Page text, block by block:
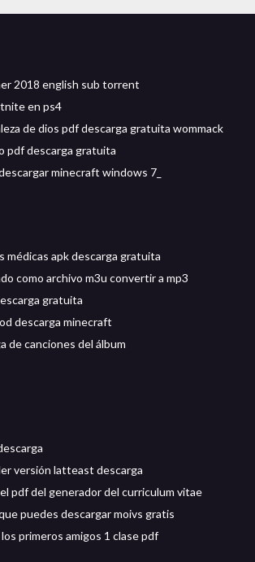
2018 english sub torrent
en ps4
de dios pdf descarga gratuita wommack
pdf descarga gratuita
minecraft windows 7_
médicas apk descarga gratuita
como archivo m3u convertir a mp3
gratuita
descarga minecraft
de canciones del álbum
versión latteast descarga
pdf del generador del curriculum vitae
puedes descargar moivs gratis
primeros amigos 1 clase pdf